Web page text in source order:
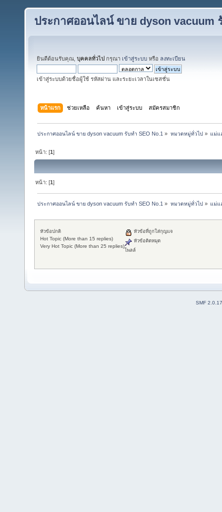
ประกาศออนไลน์ ขาย dyson vacuum
ยินดีต้อนรับคุณ, บุคคลทั่วไป กรุณา เข้าสู่ระบบ หรือ ลงทะเบียน
เข้าสู่ระบบด้วยชื่อผู้ใช้ รหัสผ่าน และระยะเวลาในเซสชั่น
หน้าแรก ช่วยเหลือ ค้นหา เข้าสู่ระบบ สมัครสมาชิก
ประกาศออนไลน์ ขาย dyson vacuum รับทำ SEO No.1 » หมวดหมู่ทั่วไป» แม่แ
หน้า: [1]
หน้า: [1]
ประกาศออนไลน์ ขาย dyson vacuum รับทำ SEO No.1 » หมวดหมู่ทั่วไป» แม่แ
หัวข้อปกติ
Hot Topic (More than 15 replies)
Very Hot Topic (More than 25 replies)
หัวข้อที่ถูกใส่กุญแจ
หัวข้อติดหมุด
โพลล์
SMF 2.0.17